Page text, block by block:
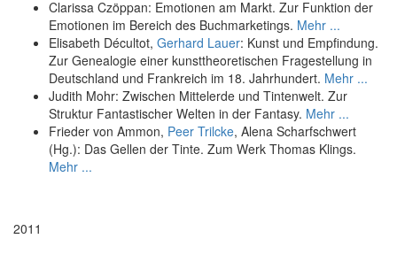
Clarissa Czöppan: Emotionen am Markt. Zur Funktion der
Emotionen im Bereich des Buchmarketings. Mehr ...
Elisabeth Décultot, Gerhard Lauer: Kunst und Empfindung.
Zur Genealogie einer kunsttheoretischen Fragestellung in
Deutschland und Frankreich im 18. Jahrhundert. Mehr ...
Judith Mohr: Zwischen Mittelerde und Tintenwelt. Zur
Struktur Fantastischer Welten in der Fantasy. Mehr ...
Frieder von Ammon, Peer Trilcke, Alena Scharfschwert
(Hg.): Das Gellen der Tinte. Zum Werk Thomas Klings.
Mehr ...
2011